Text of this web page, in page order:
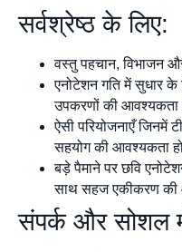
सर्वश्रेष्ठ के लिए:
वस्तु पहचान, विभाजन
एनोटेशन गति में सुधार के
उपकरणों की आवश्यकता
ऐसी परियोजनाएँ जिनमें
सहयोग की आवश्यकता
बड़े पैमाने पर छवि
साथ सहज एकीकरण की
संपर्क और सोशल